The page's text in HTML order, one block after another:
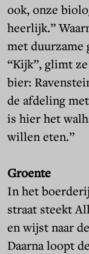
ook, onze
heerlijk.”
met duurzame
“Kijk”, glimt
bier:
de afdeling
is hier het
willen eten.”
Groente
In het
straat steekt
en wijst naar
Daarna loopt